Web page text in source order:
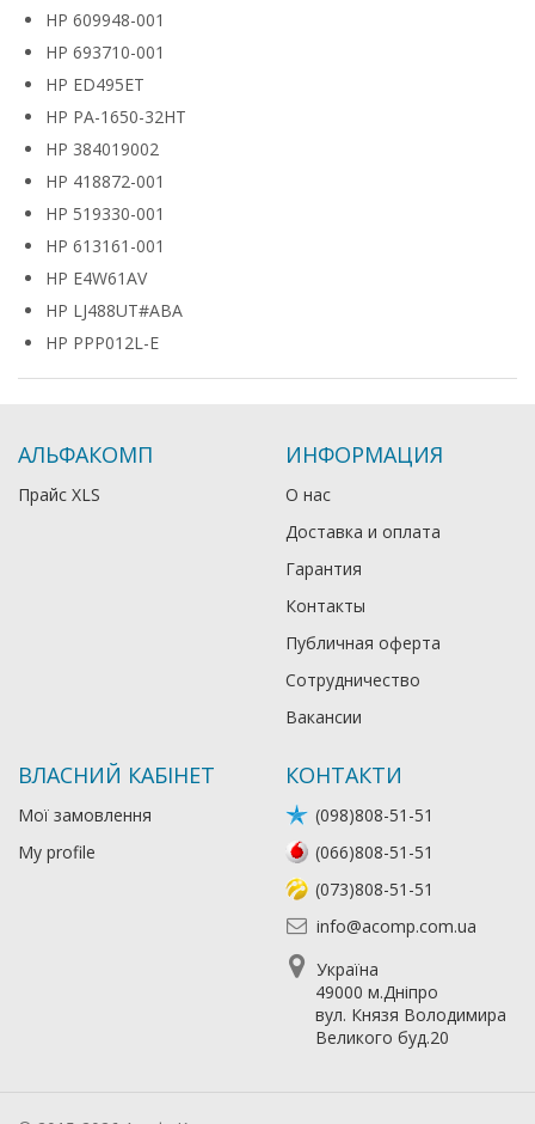
HP 609948-001
HP 693710-001
HP ED495ET
HP PA-1650-32HT
HP 384019002
HP 418872-001
HP 519330-001
HP 613161-001
HP E4W61AV
HP LJ488UT#ABA
HP PPP012L-E
АЛЬФАКОМП
Прайс XLS
ИНФОРМАЦИЯ
О нас
Доставка и оплата
Гарантия
Контакты
Публичная оферта
Сотрудничество
Вакансии
ВЛАСНИЙ КАБІНЕТ
Мої замовлення
My profile
КОНТАКТИ
(098)808-51-51
(066)808-51-51
(073)808-51-51
info@acomp.com.ua
Україна
49000 м.Дніпро
вул. Князя Володимира
Великого буд.20